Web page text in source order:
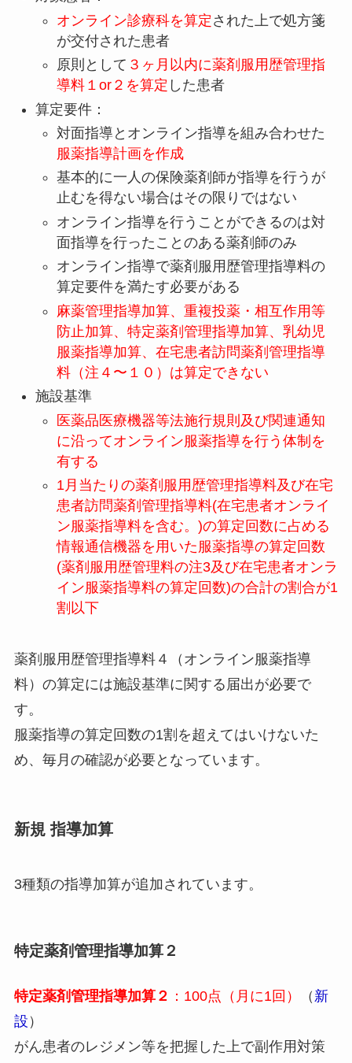
オンライン診療科を算定 された上で処方箋
が交付された患者
原則として ３ヶ月以内に薬剤服用歴管理指
導料１or２を算定 した患者
算定要件：
対面指導とオンライン指導を組み合わせた
服薬指導計画を作成
基本的に一人の保険薬剤師が指導を行うが
止むを得ない場合はその限りではない
オンライン指導を行うことができるのは対
面指導を行ったことのある薬剤師のみ
オンライン指導で薬剤服用歴管理指導料の
算定要件を満たす必要がある
麻薬管理指導加算、重複投薬・相互作用等
防止加算、特定薬剤管理指導加算、乳幼児
服薬指導加算、在宅患者訪問薬剤管理指導
料（注４〜１０）は算定できない
施設基準
医薬品医療機器等法施行規則及び関連通知
に沿ってオンライン服薬指導を行う体制を
有する
1月当たりの薬剤服用歴管理指導料及び在宅
患者訪問薬剤管理指導料(在宅患者オンライ
ン服薬指導料を含む。)の算定回数に占める
情報通信機器を用いた服薬指導の算定回数
(薬剤服用歴管理料の注3及び在宅患者オンラ
イン服薬指導料の算定回数)の合計の割合が1
割以下
薬剤服用歴管理指導料４（オンライン服薬指導
料）の算定には施設基準に関する届出が必要で
す。
服薬指導の算定回数の1割を超えてはいけないた
め、毎月の確認が必要となっています。
新規 指導加算
3種類の指導加算が追加されています。
特定薬剤管理指導加算２
特定薬剤管理指導加算２ ：100点（月に1回） （ 新
設 ）
がん患者のレジメン等を把握した上で副作用対策